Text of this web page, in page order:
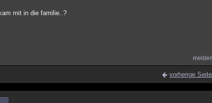
mit in die familie..?
melden
vorherige Seite